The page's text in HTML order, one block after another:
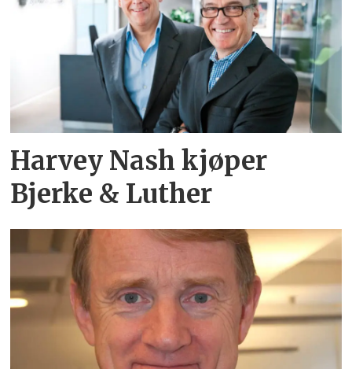
Harvey Nash kjøper
Bjerke & Luther